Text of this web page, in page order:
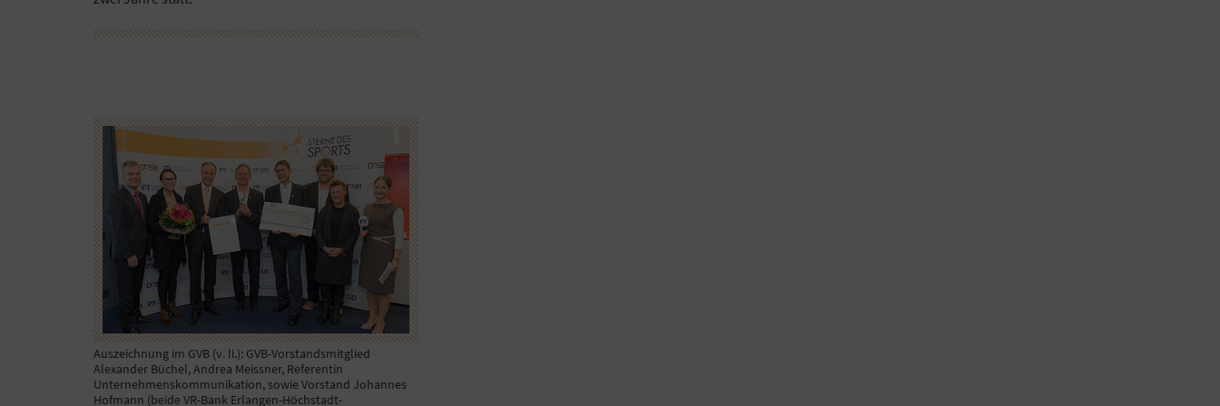
Auszeichnung im GVB (v. li.): GVB-Vorstandsmitglied
Alexander Büchel, Andrea Meissner, Referentin
Unternehmenskommunikation, sowie Vorstand Johannes
Hofmann (beide VR-Bank Erlangen-Höchstadt-